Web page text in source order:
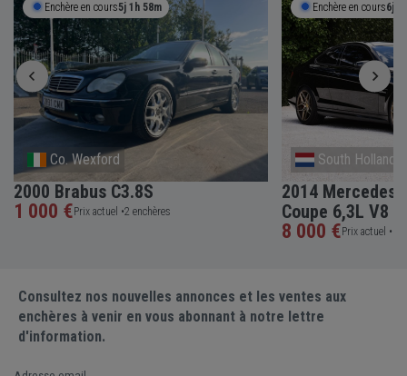
Enchère en cours5j 1h 58m
Co. Wexford
2000 Brabus C3.8S
1 000 € Prix actuel •2 enchères
Enchère en cours6j
South Holland
2014 Mercedes-
Coupe 6,3L V8
8 000 € Prix actuel •
Consultez nos nouvelles annonces et les ventes aux
enchères à venir en vous abonnant à notre lettre
d'information.